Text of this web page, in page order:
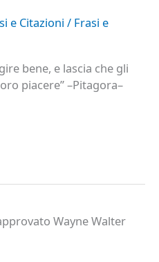
e Citazioni / Frasi e
bene, e lascia che gli
piacere” –Pitagora–